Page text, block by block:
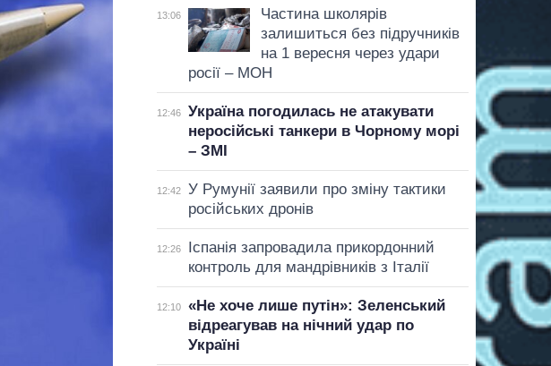
13:06
Частина школярів
залишиться без підручників
на 1 вересня через удари
росії – МОН
12:46
Україна погодилась не атакувати
неросійські танкери в Чорному морі
– ЗМІ
12:42
У Румунії заявили про зміну тактики
російських дронів
12:26
Іспанія запровадила прикордонний
контроль для мандрівників з Італії
12:10
«Не хоче лише путін»: Зеленський
відреагував на нічний удар по
Україні